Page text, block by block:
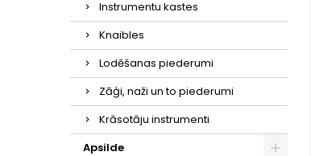
Instrumentu kastes
Knaibles
Lodēšanas piederumi
Zāģi, naži un to piederumi
Krāsotāju instrumenti
Apsilde